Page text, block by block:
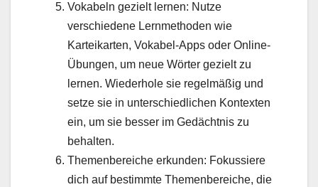
Vokabeln gezielt lernen: Nutze
verschiedene Lernmethoden wie
Karteikarten, Vokabel-Apps oder Online-
Übungen, um neue Wörter gezielt zu
lernen. Wiederhole sie regelmäßig und
setze sie in unterschiedlichen Kontexten
ein, um sie besser im Gedächtnis zu
behalten.
Themenbereiche erkunden: Fokussiere
dich auf bestimmte Themenbereiche, die